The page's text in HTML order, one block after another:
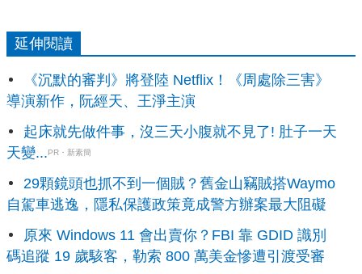
延伸閱讀
《沉默的審判》將登陸 Netflix！《周處除三害》
導演新作，阮經天、王淨主演
起床就先做件事，沒三天小腹就不見了! 肚子一天
天變...PR・新素簡
29顆鏡頭也抓不到一個賊？舊金山竊賊搭Waymo
自駕車逃逸，隱私保護政策竟成警方辦案最大阻礙
原來 Windows 11 會出賣你？FBI 靠 GDID 識別
碼追蹤 19 歲駭客，勒索 800 萬美金慘遭引渡受審